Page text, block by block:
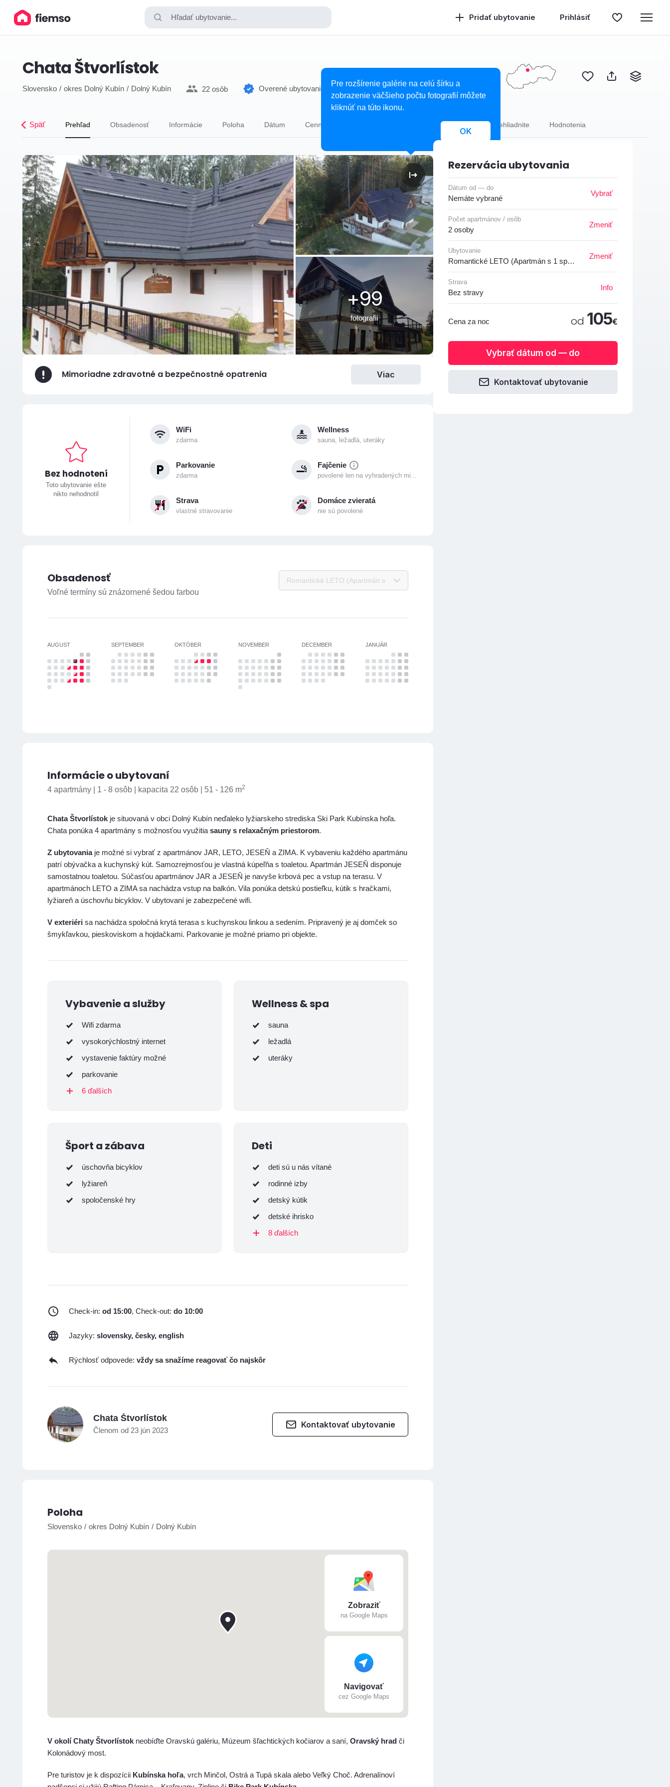
Hľadať ubytovanie... Pridať ubytovanie Prihlásiť
Chata Štvorlístok
Slovensko okres Dolný Kubín Dolný Kubín 22 osôb Overené ubytovanie
Späť Prehľad Obsadenosť Informácie Poloha Dátum Cenník Neprehliadnite Hodnotenia
+99
fotografií
Mimoriadne zdravotné a bezpečnostné opatrenia Viac
Bez hodnotení
Toto ubytovanie ešte
nikto nehodnotil
WiFi
zdarma
Wellness
sauna, ležadlá, uteráky
Parkovanie
zdarma
Fajčenie
povolené len na vyhradených mi...
Strava
vlastné stravovanie
Domáce zvieratá
nie sú povolené
Obsadenosť
Voľné termíny sú znázornené šedou farbou
AUGUST SEPTEMBER OKTÓBER NOVEMBER DECEMBER JANUÁR
Informácie o ubytovaní
4 apartmány | 1 - 8 osôb | kapacita 22 osôb | 51 - 126 m2
Chata Štvorlístok je situovaná v obci Dolný Kubín neďaleko lyžiarskeho strediska Ski Park Kubínska hoľa.
Chata ponúka 4 apartmány s možnosťou využitia sauny s relaxačným priestorom.
Z ubytovaniaje možné si vybrať z apartmánov JAR, LETO, JESEŇ a ZIMA. K vybaveniu každého apartmánu
patrí obývačka a kuchynský kút. Samozrejmosťou je vlastná kúpeľňa s toaletou. Apartmán JESEŇ disponuje
samostatnou toaletou. Súčasťou apartmánov JAR a JESEŇ je navyše krbová pec a vstup na terasu. V
apartmánoch LETO a ZIMA sa nachádza vstup na balkón. Vila ponúka detskú postieľku, kútik s hračkami,
lyžiareň a úschovňu bicyklov. V ubytovaní je zabezpečené wifi.
V exteriéri sa nachádza spoločná krytá terasa s kuchynskou linkou a sedením. Pripravený je aj domček so
šmykľavkou, pieskoviskom a hojdačkami. Parkovanie je možné priamo pri objekte.
Vybavenie a služby
Wifi zdarma
vysokorýchlostný internet
vystavenie faktúry možné
parkovanie
6 ďalších
Wellness & spa
sauna
ležadlá
uteráky
Šport a zábava
úschovňa bicyklov
lyžiareň
spoločenské hry
Deti
deti sú u nás vítané
rodinné izby
detský kútik
detské ihrisko
8 ďalších
Check-in: od 15:00, Check-out: do 10:00
Jazyky: slovensky, česky, english
Rýchlosť odpovede: vždy sa snažíme reagovať čo najskôr
C Chata Štvorlístok
Členom od 23 jún 2023
Kontaktovať ubytovanie
Poloha
Slovensko okres Dolný Kubín Dolný Kubín
Zobraziť
na Google Maps
Navigovať
cez Google Maps
V okolí Chaty Štvorlístok neobíďte Oravskú galériu, Múzeum šľachtických kočiarov a saní, Oravský hrad či
Kolonádový most.
Pre turistov je k dispozícii Kubínska hoľa, vrch Minčol, Ostrá a Tupá skala alebo Veľký Choč. Adrenalínoví
Rezervácia ubytovania
Dátum od — do
Nemáte vybrané
Vybrať
Počet apartmánov / osôb
2 osoby
Zmeniť
Ubytovanie
Romantické LETO (Apartmán s 1 spálňou)
Zmeniť
Strava
Bez stravy
Info
Cena za noc od 105€
Vybrať dátum od — do
Kontaktovať ubytovanie
Pre rozšírenie galérie na celú šírku a
zobrazenie väčšieho počtu fotografií môžete
kliknúť na túto ikonu.
OK